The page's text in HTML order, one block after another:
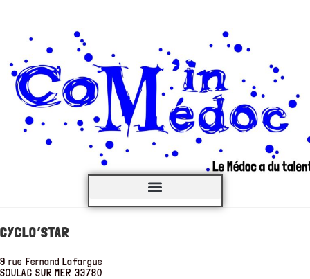
CYCLO’STAR
9 rue Fernand Lafargue
SOULAC SUR MER 33780